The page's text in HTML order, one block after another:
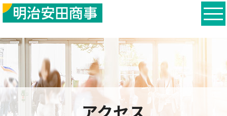
アクセス